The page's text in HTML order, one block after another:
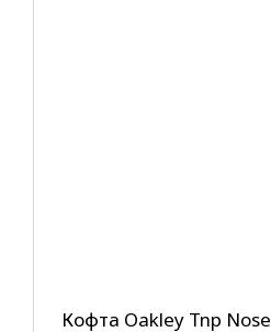
Кофта Oakley Tnp